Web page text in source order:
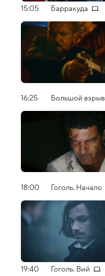
15:05 Барракуда
16:25 Большой взрыв
18:00 Гоголь. Начало
19:40 Гоголь. Вий